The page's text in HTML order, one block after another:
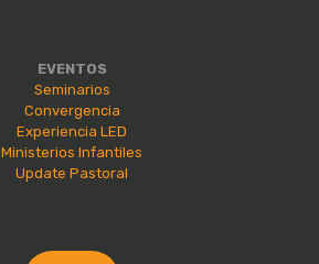
EVENTOS
Seminarios
Convergencia
Experiencia LED
Ministerios Infantiles
Update Pastoral